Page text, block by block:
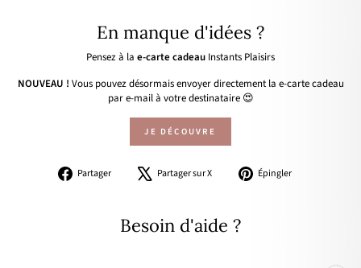
En manque d'idées ?
Pensez à la e-carte cadeau Instants Plaisirs
NOUVEAU ! Vous pouvez désormais envoyer directement la e-carte cadeau
par e-mail à votre destinataire 😍
JE DÉCOUVRE
Partager
PartagerPartager sur X
Tweeter Épingler
Besoin d'aide ?